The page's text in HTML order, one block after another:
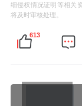
见
建设委员会
细侵权情况证明等相关
将及时审核处理。
613